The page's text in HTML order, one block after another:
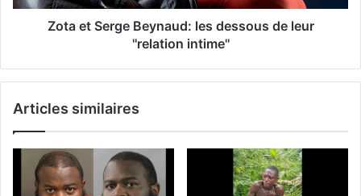
Zota et Serge Beynaud: les dessous de leur
''relation intime''
Articles similaires